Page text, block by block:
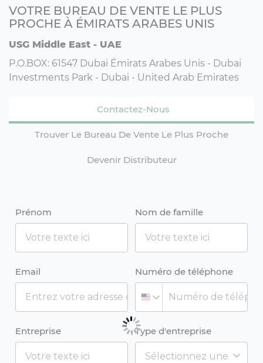
VOTRE BUREAU DE VENTE LE PLUS
PROCHE À ÉMIRATS ARABES UNIS
USG Middle East - UAE
P.O.BOX: 61547 Dubai Émirats Arabes Unis - Dubai
Investments Park - Dubai - United Arab Emirates
Contactez-Nous
Trouver Le Bureau De Vente Le Plus Proche
Devenir Distributeur
Prénom Nom de famille
Email Numéro de téléphone
Entreprise Type d'entreprise